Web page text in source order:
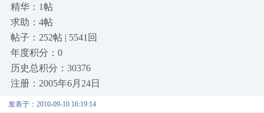
精华：1帖
求助：4帖
帖子：252帖 | 5541回
年度积分：0
历史总积分：30376
注册：2005年6月24日
发表于：2010-09-10 16:19:14